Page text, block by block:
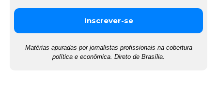
Matérias apuradas por jornalistas profissionais na cobertura
política e econômica. Direto de Brasília.